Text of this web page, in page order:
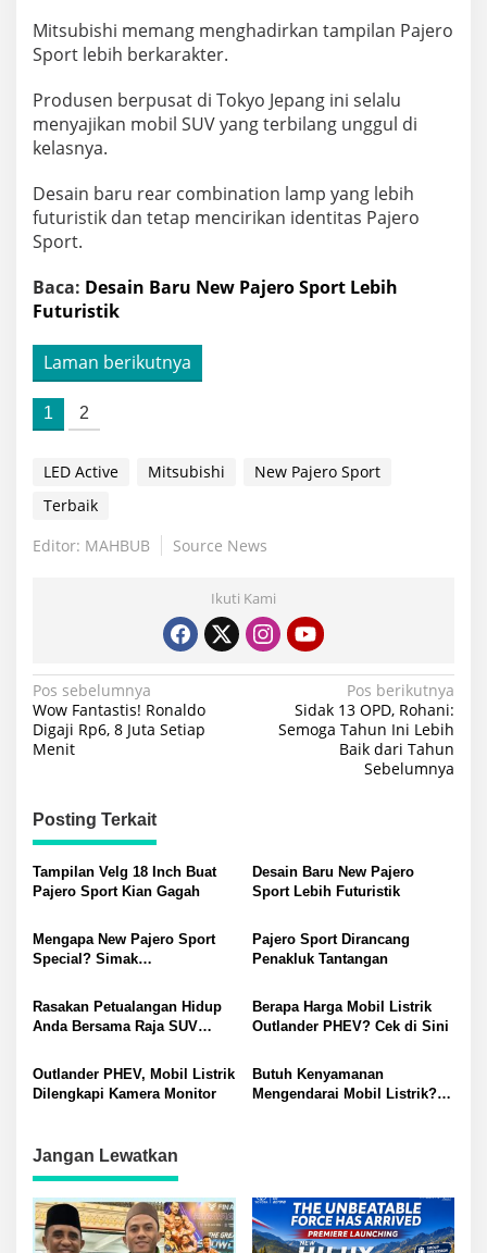
Mitsubishi memang menghadirkan tampilan Pajero
Sport lebih berkarakter.
Produsen berpusat di Tokyo Jepang ini selalu
menyajikan mobil SUV yang terbilang unggul di
kelasnya.
Desain baru rear combination lamp yang lebih
futuristik dan tetap mencirikan identitas Pajero
Sport.
Baca: Desain Baru New Pajero Sport Lebih
Futuristik
Laman berikutnya
1 2
LED Active Mitsubishi
New Pajero Sport
Terbaik
Editor: MAHBUB
Source News
Ikuti Kami
Navigasi
pos
Pos sebelumnya
Wow Fantastis! Ronaldo
Digaji Rp6, 8 Juta Setiap
Menit
Pos berikutnya
Sidak 13 OPD, Rohani:
Semoga Tahun Ini Lebih
Baik dari Tahun
Sebelumnya
Posting Terkait
Tampilan Velg 18 Inch Buat
Pajero Sport Kian Gagah
Desain Baru New Pajero
Sport Lebih Futuristik
Mengapa New Pajero Sport
Special? Simak
Pajero Sport Dirancang
Penakluk Tantangan
Rasakan Petualangan Hidup
Anda Bersama Raja SUV
Berapa Harga Mobil Listrik
Outlander PHEV? Cek di Sini
Outlander PHEV, Mobil Listrik
Dilengkapi Kamera Monitor
Butuh Kenyamanan
Mengendarai Mobil Listrik?
Jangan Lewatkan